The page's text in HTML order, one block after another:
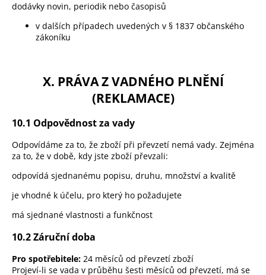
dodávky novin, periodik nebo časopisů
v dalších případech uvedených v § 1837 občanského
zákoníku
X. PRÁVA Z VADNÉHO PLNĚNÍ
(REKLAMACE)
10.1 Odpovědnost za vady
Odpovídáme za to, že zboží při převzetí nemá vady. Zejména
za to, že v době, kdy jste zboží převzali:
odpovídá sjednanému popisu, druhu, množství a kvalitě
je vhodné k účelu, pro který ho požadujete
má sjednané vlastnosti a funkčnost
10.2 Záruční doba
Pro spotřebitele: 24 měsíců od převzetí zboží
Projeví-li se vada v průběhu šesti měsíců od převzetí, má se